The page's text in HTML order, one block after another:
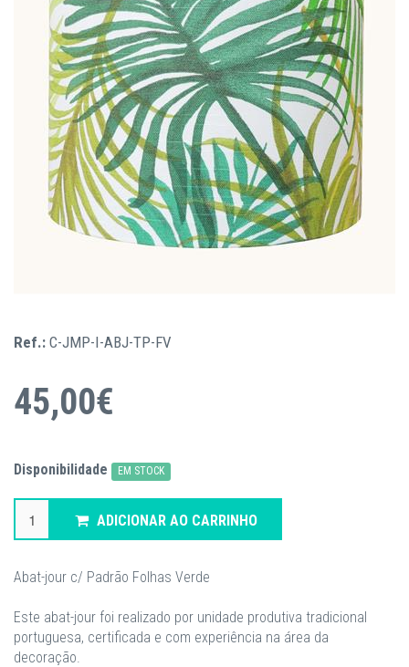
Ref.: C-JMP-I-ABJ-TP-FV
45,00€
Disponibilidade EM STOCK
ADICIONAR AO CARRINHO
Abat-jour c/ Padrão Folhas Verde
Este abat-jour foi realizado por unidade produtiva tradicional
portuguesa, certificada e com experiência na área da
decoração.